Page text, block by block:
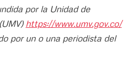
por la Unidad de
https://www.umv.gov.co/
por un o una periodista del